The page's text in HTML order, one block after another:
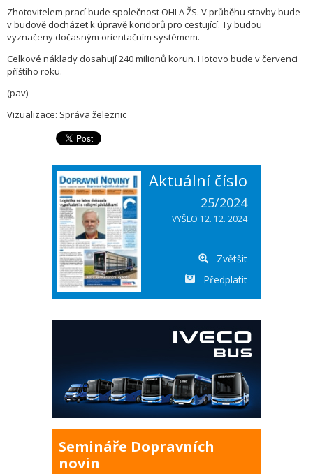
Zhotovitelem prací bude společnost OHLA ŽS. V průběhu stavby bude
v budově docházet k úpravě koridorů pro cestující. Ty budou
vyznačeny dočasným orientačním systémem.
Celkové náklady dosahují 240 milionů korun. Hotovo bude v červenci
příštího roku.
(pav)
Vizualizace: Správa železnic
Aktuální číslo
25/2024
VYŠLO 12. 12. 2024
Zvětšit
Předplatit
Semináře Dopravních
novin